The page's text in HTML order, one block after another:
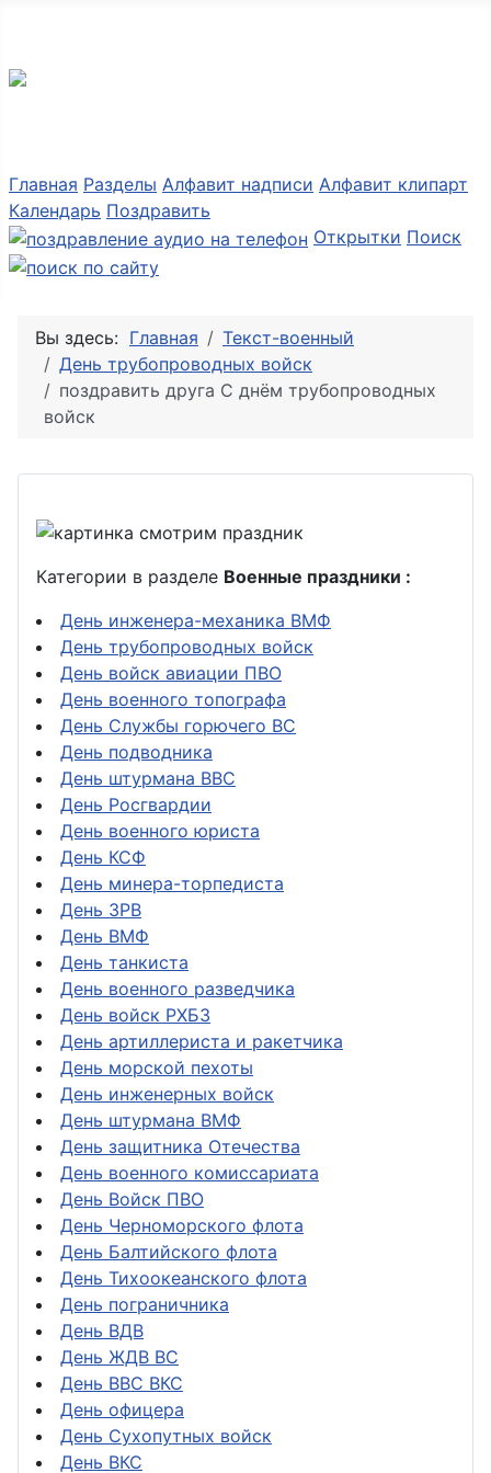
Главная Разделы Алфавит надписи Алфавит клипарт
Календарь Поздравить
Открытки Поиск
Вы здесь: Главная
Текст-военный
День трубопроводных войск
поздравить друга С днём трубопроводных
войск
Категории в разделе Военные праздники :
День инженера-механика ВМФ
День трубопроводных войск
День войск авиации ПВО
День военного топографа
День Службы горючего ВС
День подводника
День штурмана ВВС
День Росгвардии
День военного юриста
День КСФ
День минера-торпедиста
День ЗРВ
День ВМФ
День танкиста
День военного разведчика
День войск РХБЗ
День артиллериста и ракетчика
День морской пехоты
День инженерных войск
День штурмана ВМФ
День защитника Отечества
День военного комиссариата
День Войск ПВО
День Черноморского флота
День Балтийского флота
День Тихоокеанского флота
День пограничника
День ВДВ
День ЖДВ ВС
День ВВС ВКС
День офицера
День Сухопутных войск
День ВКС